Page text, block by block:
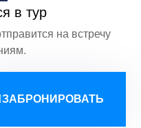
в тур
на встречу
ЗАБРОНИРОВАТЬ